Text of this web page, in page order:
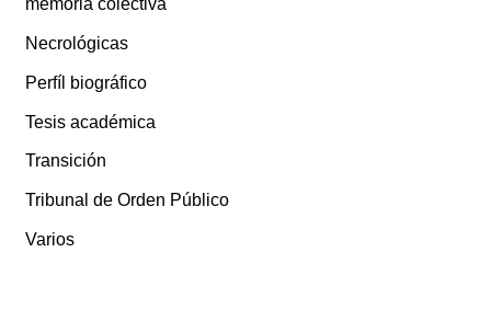
Necrológicas
Perfíl biográfico
Tesis académica
Transición
Tribunal de Orden Público
Varios